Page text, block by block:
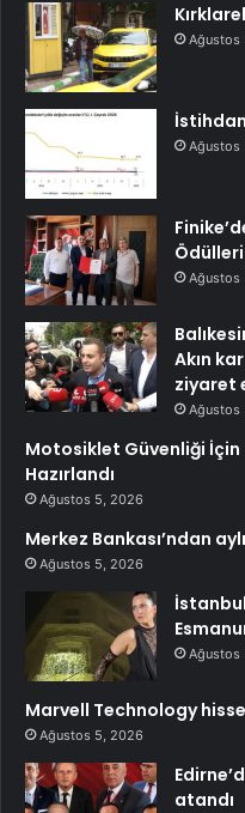
Ağustos
Ağustos
Ağustos
Akın
ziyaret
Ağustos
Motosiklet Güvenliği İçin
Hazırlandı
Ağustos 5, 2026
Merkez Bankası’ndan
Ağustos 5, 2026
Ağustos
Marvell Technology
Ağustos 5, 2026
atandı